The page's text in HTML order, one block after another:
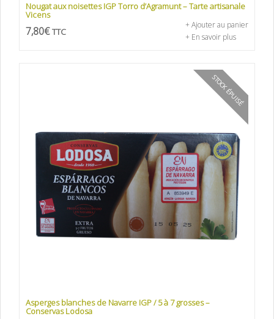
Nougat aux noisettes IGP Torro d’Agramunt – Tarte artisanale
Vicens
7,80€ TTC
+ Ajouter au panier
+ En savoir plus
STOCK ÉPUISÉ
Asperges blanches de Navarre IGP / 5 à 7 grosses –
Conservas Lodosa